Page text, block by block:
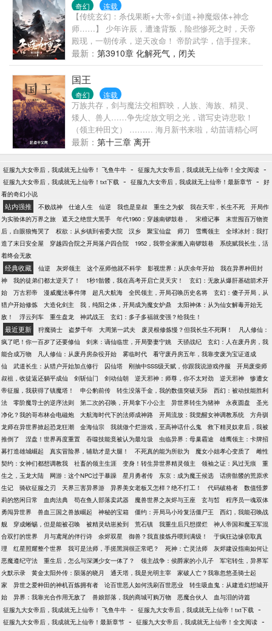
奇幻 连载
【传统玄幻：杀伐果断+大帝+剑道+神魔煅体+神念
师……】 少年许辰，遭逢背叛，险些惨死之时，天帝
殿现，一朝传承，逆天改命！ 帝阶武学，信手捏来。
…… 世间一直有天帝殿的传说。 殿中有绝世大帝传
承。 镇古绝今的噬天大帝。 《吞噬帝诀》，噬天噬地
噬万物，练至大成，连大道都可吞噬。 战天斗地的战
天大帝。 《战天诀》，天战斗地，盖世无敌，练到大
成，战力提升256倍，拳破寰宇，弹指灭星辰。 气吞
寰宇的黄泉大帝。 惊才绝艳的虚空大帝。 ……
最新： 第3910章 化解死气，闭关
国王
奇幻 连载
万族共存，剑与魔法交相辉映，人族、海族、精灵、
矮人、兽人……争先绽放文明之光，谱写史诗悲歌！
（领主种田文） ……… 海月新书来啦，幼苗请精心呵
护！ 书荒的朋友请移步《逐道在诸天》、《神圣罗马
帝国》、《地中海霸主之路》
最新： 第十三章 离开
征服九大女帝后，我成就无上仙帝！ 飞鱼牛牛 - 征服九大女帝后，我成就无上仙帝！全文阅读 -
征服九大女帝后，我成就无上仙帝！txt下载 - 征服九大女帝后，我成就无上仙帝！最新章节 - 好
看的奇幻小说
站内强推 不败战神 仕途人生 仙逆 我也是皇叔 重生之为蚁 我在天牢，长生不死
开局作
为实验体的万界之旅
遮天之绝世大黑手 年代1960：穿越南锣鼓巷， 宋檀记事
末世囤百万物资
后，白眼狼悔哭了
权欲：从乡镇到省委大院 汉乡 聚宝仙盆 师刀 雪鹰领主
全球冰封：我打
造了末日安全屋
穿越四合院之开局落户四合院 1952，我带全家搬入南锣鼓巷
系统赋我长生，活
着终会无敌
经典收藏 仙逆 灰烬领主 这个巫师他就不科学 影视世界：从庆余年开始
我在异界种田封
神
我的徒弟们都太逆天了！ 1秒1骷髅，我在高考开启亡灵天灾！
玄幻：无敌从爆肝基础箭术开
始
万古邪帝 漫威魔法事件簿 超凡大航海 全民领主，开局召唤历史名将
玄幻：傻子开局，从
猎户开始修炼
大造化剑主 我，纯阳之体，开局成为魔女炉鼎
太阳神体：从为仙女解毒开始无
敌！
浮云列车 重生盘龙 神武战王 玄幻：多子多福就变强？给我生！
最近更新 狩魔骑士 盗梦千年 大周第一武夫 废灵根修炼慢？但我长生不死啊！
凡人修仙：
疯了吧！你一百岁了还要修仙
剑来：谪仙临世，开局娶妻宁姚 天骄战纪
玄幻：人在废丹房，我
能合成万物
凡人修仙：从废丹房杂役开始 雾临时代
看守废丹房五年，我靠变废为宝证道成
仙
武道长生：从猎户开始加点修行 囚仙塔 刚抽中SSS级天赋，你跟我说游戏停服
开局废柴师
叔祖，收徒返还躺平成仙
剑斩仙门 剑动仙朝 逆天邪神：师尊，你不太对劲 逆天邪神
惨遭女
帝征服，我获得了镇魔塔！
申公豹前传 转生没落千金，我的数值突破天际
西幻：被动技能胜利
法
零阶魔导士的逆序法则 第二次的召唤，开局拿下小公主 异世界转生为猪神 永夜圆盘
圣光
净化？我的哥布林会电磁炮
大航海时代下的法师成神路 开局流放：我觉醒女神调教系统
方舟驯
龙师在异世界掀起恐龙狂潮
金海仙宗 我就做个烂游戏，至高神话什么鬼
救下精灵奴隶后，我被
推倒了
涅盘！世界再度重置 吞噬技能竟被认为最垃圾 虫临异界：母巢霸途
雄鹰领主：卡牌招
募打造雄城崛起
真实冒险界，辅助才是大腿！ 不死真的能为所欲为 魔女小姐孝心变质了
雌性
契约：女神们都想调教我
社畜的领主生涯 变身！转生异世界精灵领主 领袖之证：风过无痕
重
生之，玉龙大陆
网游：这个NPC过于暴躁 星月勇者传 东京：成为魔王候选
话痨骷髅的荒原求
生记
骑砍征服之刃 天界三害异界游 异界美女老板又怎样？绝不打工！ 代码破格者
数值怪萝
莉的悠闲日常
血肉法典 苟在鱼人部落卖武器 魔兽世界之灰烬与王座 玄与皙
程序员一魂双体
勇闯异世界
兽血三国之兽族崛起 神秘的宝箱 僵约：开局马小玲复活僵尸王
西幻，我能召唤战
舰
穿成蜥蜴，但是能被召唤 被精灵幼崽捡到 荒石镇 我重生后只想摆烂
神人帝国和魔王军混
合双打的世界
月与鸢尾的伴行诗 余烬双星 御兽？我直接炼丹喂到满级！
于疯狂边缘窃取真
理
红星照耀整个世界 我可是法师，手搓黑洞很正常吧？ 死神：亡灵法师
灰烬建设指南如何让
恶魔遵纪守法
重生后，怎么与深渊少女一体了？ 领主战争：侯爵家的小儿子
军宅转生，异界军
火默示录
黄金太阳外传：陨落的晓月 通天塔，我是光明主宰
家破人亡？我靠忽悠圣骑士起
家
异世之爱种田的神机百炼拥有者 论百世恶人如何洗刷百世恶业
转生吸血鬼：从建造幻想城开
始
异界：我靠光合作用无敌了 兽娘部落，我的商城可购万物 恶魔合伙人
血与泪的诗篇
征服九大女帝后，我成就无上仙帝！ 飞鱼牛牛 - 征服九大女帝后，我成就无上仙帝！txt下载 -
征服九大女帝后，我成就无上仙帝！最新章节 - 征服九大女帝后，我成就无上仙帝！全文阅读 -